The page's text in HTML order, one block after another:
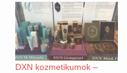
DXN kozmetikumok –